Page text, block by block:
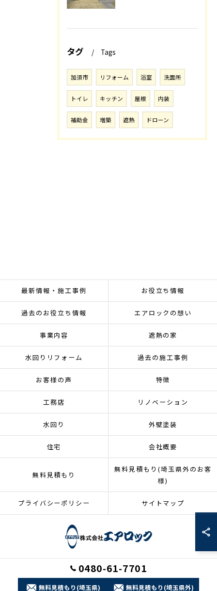
タグ Tags
加須市 リフォーム 浴室 洗面所
トイレ キッチン 屋根 内装
補助金 増築 遮熱 ドローン
0480-61-7701
無料見積もり(埼玉県) 無料見積もり(埼玉県外)
最新情報・施工事例 お役立ち情報
過去のお役立ち情報 エアロックの想い
事業内容 遮熱の家
水回りリフォーム 過去の施工事例
お客様の声 特徴
工務店 リノベーション
水回り 外壁塗装
住宅 会社概要
無料見積もり
無料見積もり(埼玉県外のお客
様)
プライバシーポリシー サイトマップ
© 2026 埼玉県加須市のリフォームなら株式会社エアロック ALL RIGHTS
RESERVED.